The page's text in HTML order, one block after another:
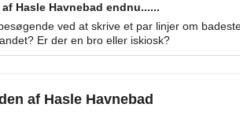
Hasle Havnebad endnu......
ved at skrive et par linjer om
Er der en bro eller iskiosk?
af Hasle Havnebad